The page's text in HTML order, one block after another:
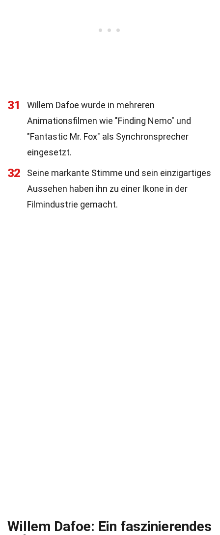
31
Willem Dafoe wurde in mehreren
Animationsfilmen wie "Finding Nemo" und
"Fantastic Mr. Fox" als Synchronsprecher
eingesetzt.
32
Seine markante Stimme und sein einzigartiges
Aussehen haben ihn zu einer Ikone in der
Filmindustrie gemacht.
Willem Dafoe: Ein faszinierendes